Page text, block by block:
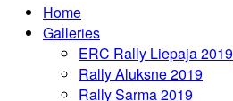
Home
Galleries
ERC Rally Liepaja 2019
Rally Aluksne 2019
Rally Sarma 2019